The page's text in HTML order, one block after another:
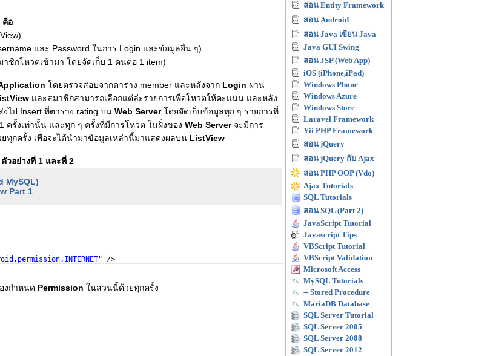
คือ
และ Password ในการ Login และข้อมูลอื่น ๆ)
ชิกโหวตเข้ามา โดยจัดเก็บ 1 คนต่อ 1 item)
โดยตรวจสอบจากตาราง member และหลังจาก Login ผ่าน
และสมาชิกสามารถเลือกแต่ล่ะรายการเพื่อโหวตให้คะแนน และหลัง
ไป Insert ที่ตาราง rating บน Web Serverโดยจัดเก็บข้อมูลทุก ๆ รายการที่
รั้งเท่านั้น และทุก ๆ ครั้งที่มีการโหวต ในฝั่งของ Web Serverจะมีการ
ทุกครั้ง เพื่อจะได้นำมาข้อมูลเหล่านี้มาแสดงผลบน ListView
วอย่างที่ 1 และที่ 2
MySQL)
Part 1
/>
งกำหนด Permission ในส่วนนี้ด้วยทุกครั้ง
สอน Entity Framework
สอน Android
สอน Java เขียน Java
Java GUI Swing
สอน JSP (Web App)
iOS (iPhone,iPad)
Windows Phone
Windows Azure
Windows Store
Laravel Framework
Yii PHP Framework
สอน jQuery
สอน jQuery กับ Ajax
สอน PHP OOP (Vdo)
Ajax Tutorials
SQL Tutorials
สอน SQL (Part 2)
JavaScript Tutorial
Javascript Tips
VBScript Tutorial
VBScript Validation
Microsoft Access
MySQL Tutorials
-- Stored Procedure
MariaDB Database
SQL Server Tutorial
SQL Server 2005
SQL Server 2008
SQL Server 2012